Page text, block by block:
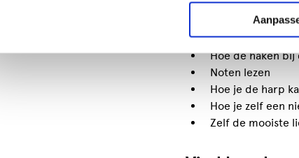
Tijdens de
De juiste zit- en
Hoe de haken bij
Noten lezen
Hoe je de harp
Hoe je zelf een
Zelf de mooiste